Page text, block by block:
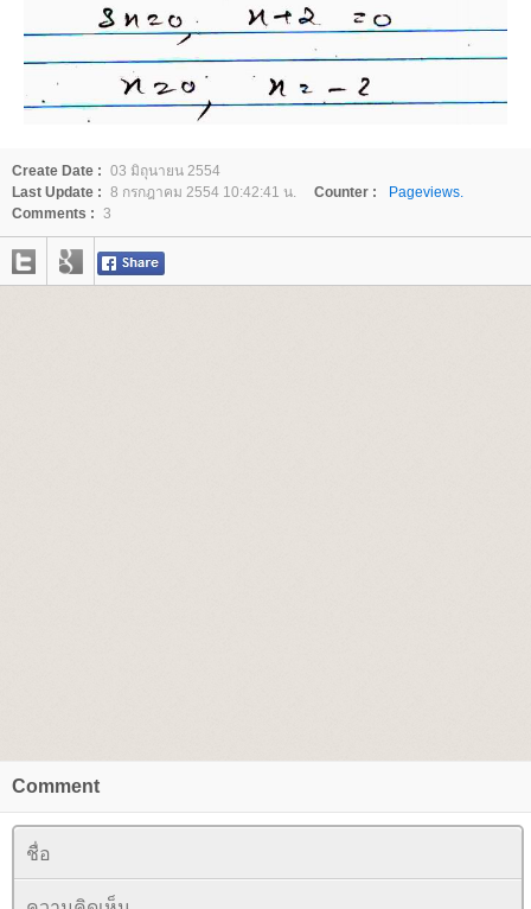
Create Date : 03 มิถุนายน 2554
Last Update : 8 กรกฎาคม 2554 10:42:41 น. Counter :
Pageviews.
Comments : 3
Comment